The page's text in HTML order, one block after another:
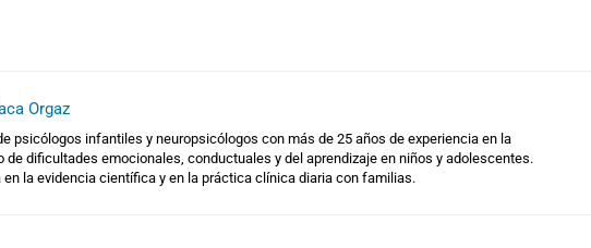
Orgaz
psicólogos infantiles y neuropsicólogos con más de 25 años de experiencia en la
de dificultades emocionales, conductuales y del aprendizaje en niños y adolescentes.
en la evidencia científica y en la práctica clínica diaria con familias.